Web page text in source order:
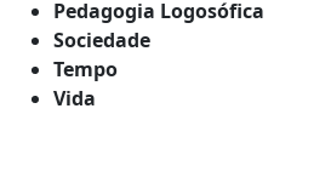
Pedagogia Logosófica
Sociedade
Tempo
Vida